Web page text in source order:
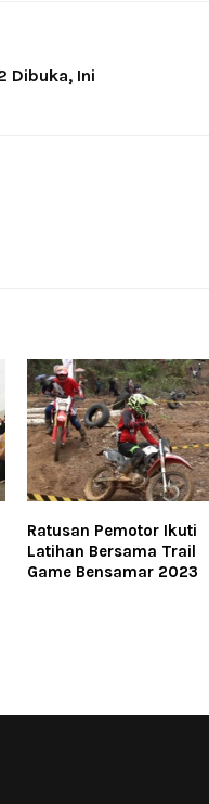
Dibuka, Ini
Ratusan Pemotor Ikuti
Latihan Bersama Trail
Game Bensamar 2023